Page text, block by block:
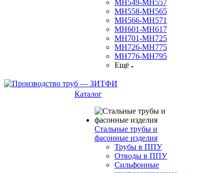
МН549-МН557
МН558-МН565
МН566-МН571
МН601-МН617
МН701-МН725
МН726-МН775
МН776-МН795
Ещё
Каталог
Стальные трубы и
фасонные изделия
Трубы в ППУ
Отводы в ППУ
Сильфонные